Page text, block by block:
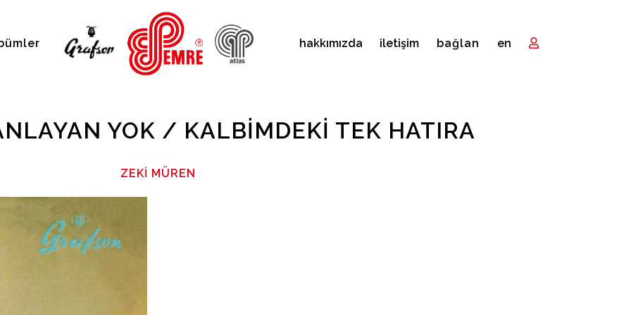
hakkımızda i̇letişim bağlan en
YOK / KALBIMDEKI TEK HATIRA
ZEKI MÜREN